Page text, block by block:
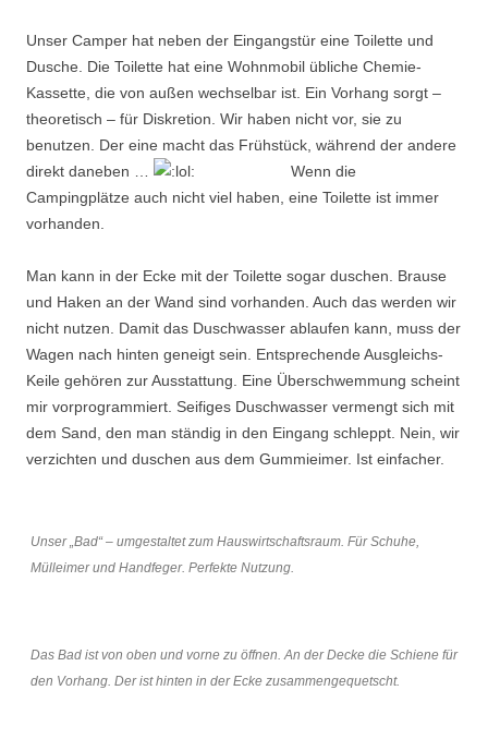
Unser Camper hat neben der Eingangstür eine Toilette und
Dusche. Die Toilette hat eine Wohnmobil übliche Chemie-
Kassette, die von außen wechselbar ist. Ein Vorhang sorgt –
theoretisch – für Diskretion. Wir haben nicht vor, sie zu
benutzen. Der eine macht das Frühstück, während der andere
direkt daneben …
Wenn die
Campingplätze auch nicht viel haben, eine Toilette ist immer
vorhanden.
Man kann in der Ecke mit der Toilette sogar duschen. Brause
und Haken an der Wand sind vorhanden. Auch das werden wir
nicht nutzen. Damit das Duschwasser ablaufen kann, muss der
Wagen nach hinten geneigt sein. Entsprechende Ausgleichs-
Keile gehören zur Ausstattung. Eine Überschwemmung scheint
mir vorprogrammiert. Seifiges Duschwasser vermengt sich mit
dem Sand, den man ständig in den Eingang schleppt. Nein, wir
verzichten und duschen aus dem Gummieimer. Ist einfacher.
Unser „Bad“ – umgestaltet zum Hauswirtschaftsraum. Für Schuhe,
Mülleimer und Handfeger. Perfekte Nutzung.
Das Bad ist von oben und vorne zu öffnen. An der Decke die Schiene für
den Vorhang. Der ist hinten in der Ecke zusammengequetscht.